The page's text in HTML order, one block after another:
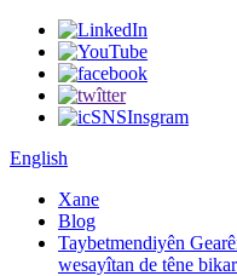
English
Xane
Blog
Taybetmendiyên
wesayîtan de têne